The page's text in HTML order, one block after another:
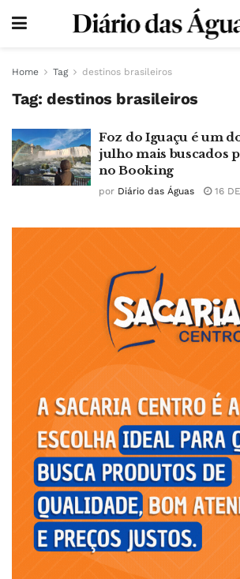
Home Tag destinos brasileiros
Tag: destinos brasileiros
Foz do Iguaçu é um
julho mais buscados
no Booking
por Diário das Águas 16